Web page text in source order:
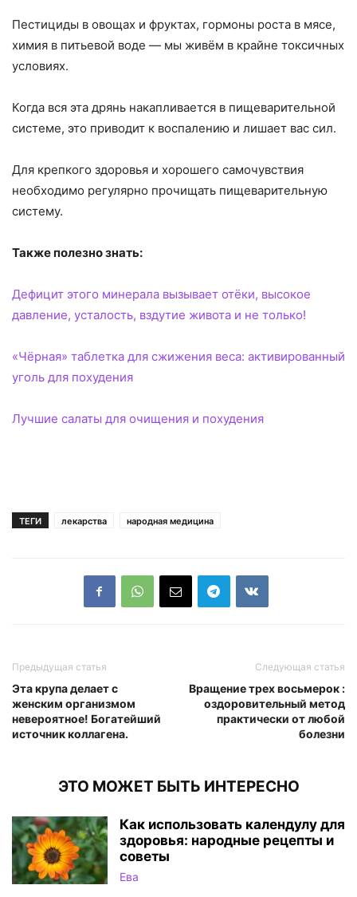
Пестициды в овощах и фруктах, гормоны роста в мясе,
химия в питьевой воде — мы живём в крайне токсичных
условиях.
Когда вся эта дрянь накапливается в пищеварительной
системе, это приводит к воспалению и лишает вас сил.
Для крепкого здоровья и хорошего самочувствия
необходимо регулярно прочищать пищеварительную
систему.
Также полезно знать:
Дефицит этого минерала вызывает отёки, высокое
давление, усталость, вздутие живота и не только!
«Чёрная» таблетка для сжижения веса: активированный
уголь для похудения
Лучшие салаты для очищения и похудения
ТЕГИ лекарства народная медицина
Предыдущая статья
Эта крупа делает с
женским организмом
невероятное! Богатейший
источник коллагена.
Следующая статья
Вращение трех восьмерок :
оздоровительный метод
практически от любой
болезни
ЭТО МОЖЕТ БЫТЬ ИНТЕРЕСНО
Как использовать календулу для
здоровья: народные рецепты и
советы
Ева